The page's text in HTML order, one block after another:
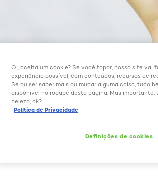
com ácido
produto na
rosto
Oi, aceita um cookie? Se você topar, nosso site vai
experiência possível, com conteúdos, recursos de
Se quiser saber mais ou mudar alguma coisa, tudo
disponível no rodapé desta página. Mas importante,
beleza, ok?
Política de Privacidade
Definições de cookies